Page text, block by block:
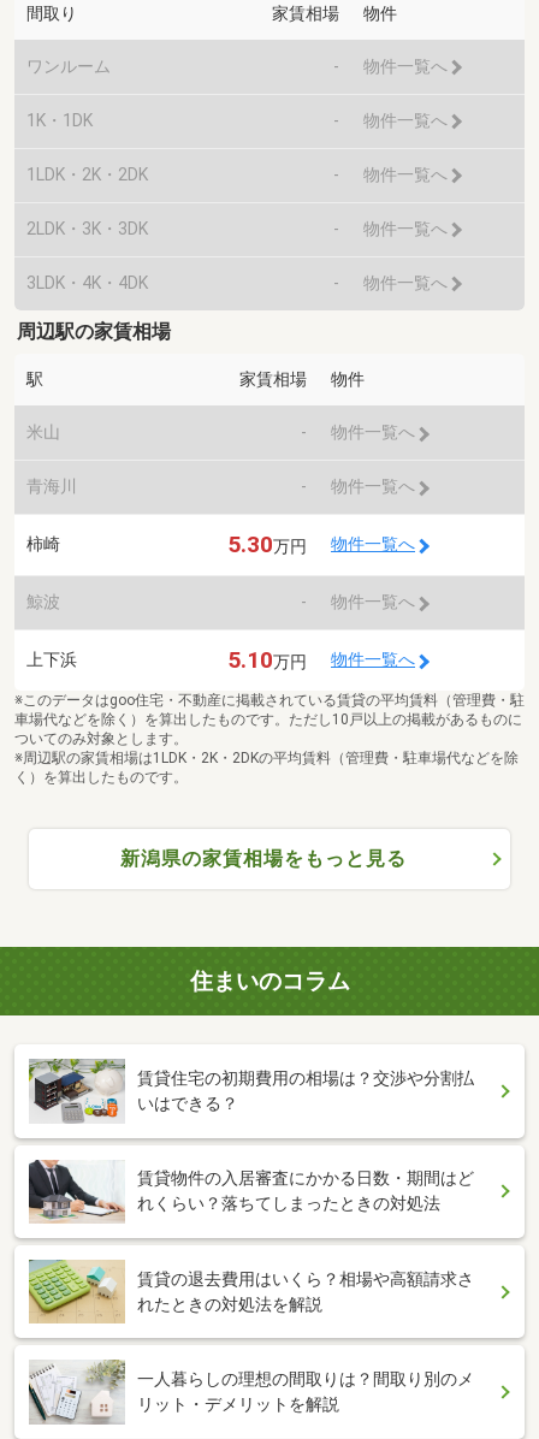
間取り 家賃相場 物件
ワンルーム - 物件一覧へ
1K・1DK - 物件一覧へ
1LDK・2K・2DK - 物件一覧へ
2LDK・3K・3DK - 物件一覧へ
3LDK・4K・4DK - 物件一覧へ
周辺駅の家賃相場
駅 家賃相場 物件
米山 - 物件一覧へ
青海川 - 物件一覧へ
柿崎 5.30万円 物件一覧へ
鯨波 - 物件一覧へ
上下浜 5.10万円 物件一覧へ
※このデータはgoo住宅・不動産に掲載されている賃貸の平均賃料（管理費・駐
車場代などを除く）を算出したものです。ただし10戸以上の掲載があるものに
ついてのみ対象とします。
※周辺駅の家賃相場は1LDK・2K・2DKの平均賃料（管理費・駐車場代などを除
く）を算出したものです。
新潟県の家賃相場をもっと見る
住まいのコラム
賃貸住宅の初期費用の相場は？交渉や分割払
いはできる？
賃貸物件の入居審査にかかる日数・期間はど
れくらい？落ちてしまったときの対処法
賃貸の退去費用はいくら？相場や高額請求さ
れたときの対処法を解説
一人暮らしの理想の間取りは？間取り別のメ
リット・デメリットを解説